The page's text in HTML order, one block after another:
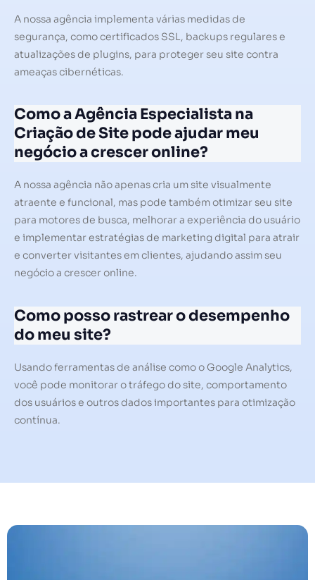
A nossa agência implementa várias medidas de
segurança, como certificados SSL, backups regulares e
atualizações de plugins, para proteger seu site contra
ameaças cibernéticas.
Como a Agência Especialista na
Criação de Site pode ajudar meu
negócio a crescer online?
A nossa agência não apenas cria um site visualmente
atraente e funcional, mas pode também otimizar seu site
para motores de busca, melhorar a experiência do usuário
e implementar estratégias de marketing digital para atrair
e converter visitantes em clientes, ajudando assim seu
negócio a crescer online.
Como posso rastrear o desempenho
do meu site?
Usando ferramentas de análise como o Google Analytics,
você pode monitorar o tráfego do site, comportamento
dos usuários e outros dados importantes para otimização
contínua.